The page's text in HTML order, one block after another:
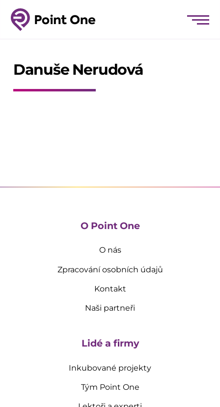
Danuše Nerudová
O Point One
O nás
Zpracování osobních údajů
Kontakt
Naši partneři
Lidé a firmy
Inkubované projekty
Tým Point One